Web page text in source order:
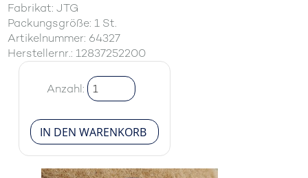
Fabrikat: JTG
Packungsgröße: 1 St.
Artikelnummer: 64327
Herstellernr.: 12837252200
Anzahl: